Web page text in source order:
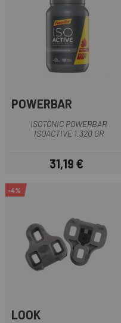
POWERBAR
ISOTÒNIC POWERBAR
ISOACTIVE 1.320 GR
Preu
31,19 €
-4%
LOOK